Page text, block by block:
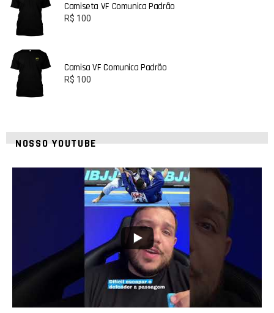
Camiseta VF Comunica Padrão
R$ 100
Camisa VF Comunica Padrão
R$ 100
NOSSO YOUTUBE